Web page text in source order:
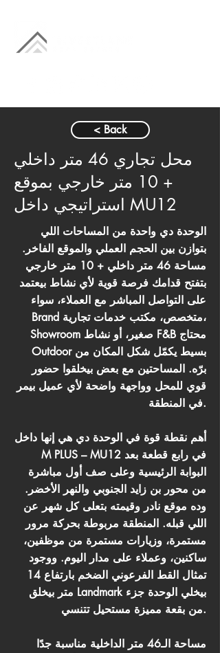
< Back
محل تجاري 46 متر داخلي
+ 10 متر خارجي بموقع
استراتيجي داخل MU12
الوحدة دي واحدة من المساحات اللي
بتوازن بين الحجم العملي والموقع الفاخر.
مساحة 46 متر داخلي + 10 متر خارجي
بتفتح قدامك فرصة قوية لأي نشاط بيعتمد
على التواصل المباشر مع العملاء، سواء
Brand متخصص، مكتب خدمات تجارية،
Showroom صغير، أو نشاط F&B محتاج
Outdoor بسيط يكمّل شكل المكان من
برّه. المساحتين مع بعض بيخلقوا حضور
قوي للمحل وواجهة واضحة لأي عميل بيمر
في المنطقة.
أهم نقطة قوة في الوحدة دي هي إنها داخل
M PLUS – MU12 في رابع قطعة بعد
البوابة الرئيسية وعلى صف أول مباشرة
من محور بن زايد الجنوبي والنهر الأخضر.
وده موقع نادر وقيمته بتعلى كل شهر عن
اللي قبله. المنطقة مربوطة بحركة مرور
مستمرة، وزيارات مستمرة من موظفين،
ساكنين، وعملاء على مدار اليوم. ووجود
تمثال القط الفرعوني الضخم بارتفاع 14
متر بيخلق Landmark بيخلي الوحدة جزء
من بقعة مميزة مستحيل تتنسي.
مساحة الـ46 متر الداخلية مناسبة جدًا